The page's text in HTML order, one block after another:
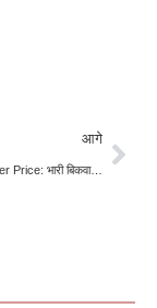
आगे
Global Gold-Silver Price: भारी बिकवाली से कीमती धातुएं दबाव में; सोना 3% और चांदी 5% लुढ़की